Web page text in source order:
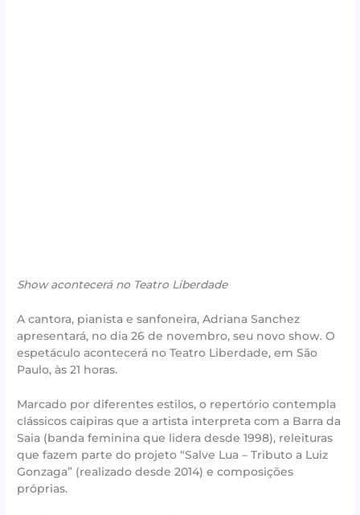
Show acontecerá no Teatro Liberdade
A cantora, pianista e sanfoneira, Adriana Sanchez
apresentará, no dia 26 de novembro, seu novo show. O
espetáculo acontecerá no Teatro Liberdade, em São
Paulo, às 21 horas.
Marcado por diferentes estilos, o repertório contempla
clássicos caipiras que a artista interpreta com a Barra da
Saia (banda feminina que lidera desde 1998), releituras
que fazem parte do projeto “Salve Lua – Tributo a Luiz
Gonzaga” (realizado desde 2014) e composições
próprias.